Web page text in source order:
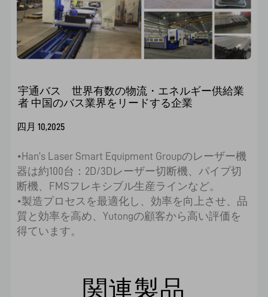
宇通バス 世界有数の物流・エネルギー供給業
者 中国のバス業界をリードする企業
四月 10,2025
•Han's Laser Smart Equipment Groupのレーザー機
器は約100台：2D/3Dレーザー切断機、パイプ切
断機、FMSフレキシブル生産ラインなど。
•製造プロセスを最適化し、効率を向上させ、品
質と効率を高め、Yutongの顧客から高い評価を
得ています。
関連製品